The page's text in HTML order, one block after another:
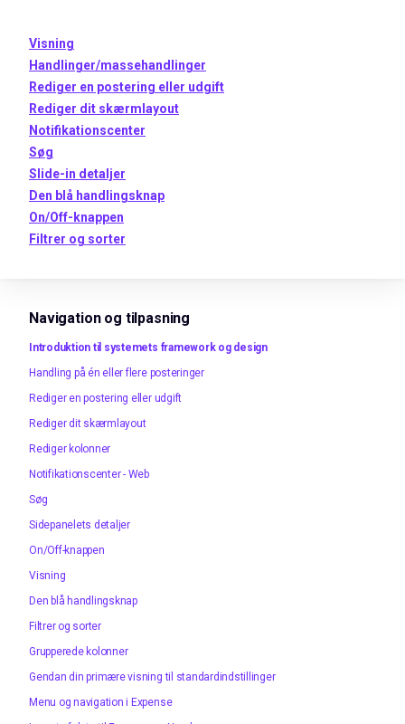
Visning
Handlinger/massehandlinger
Rediger en postering eller udgift
Rediger dit skærmlayout
Notifikationscenter
Søg
Slide-in detaljer
Den blå handlingsknap
On/Off-knappen
Filtrer og sorter
Navigation og tilpasning
Introduktion til systemets framework og design
Handling på én eller flere posteringer
Rediger en postering eller udgift
Rediger dit skærmlayout
Rediger kolonner
Notifikationscenter - Web
Søg
Sidepanelets detaljer
On/Off-knappen
Visning
Den blå handlingsknap
Filtrer og sorter
Grupperede kolonner
Gendan din primære visning til standardindstillinger
Menu og navigation i Expense